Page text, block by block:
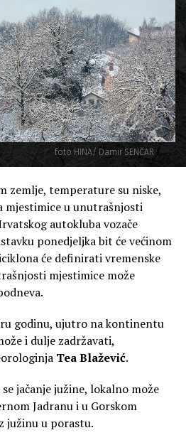
foto HINA/ Damir SENČAR
zemlje, temperature su niske,
mjestimice u unutrašnjosti
autokluba vozače
ponedjeljka bit će većinom
će definirati vremenske
mjestimice može
godinu, ujutro na kontinentu
i dulje zadržavati,
Tea Blažević.
jačanje južine, lokalno može
Jadranu i u Gorskom
južinu u porastu.